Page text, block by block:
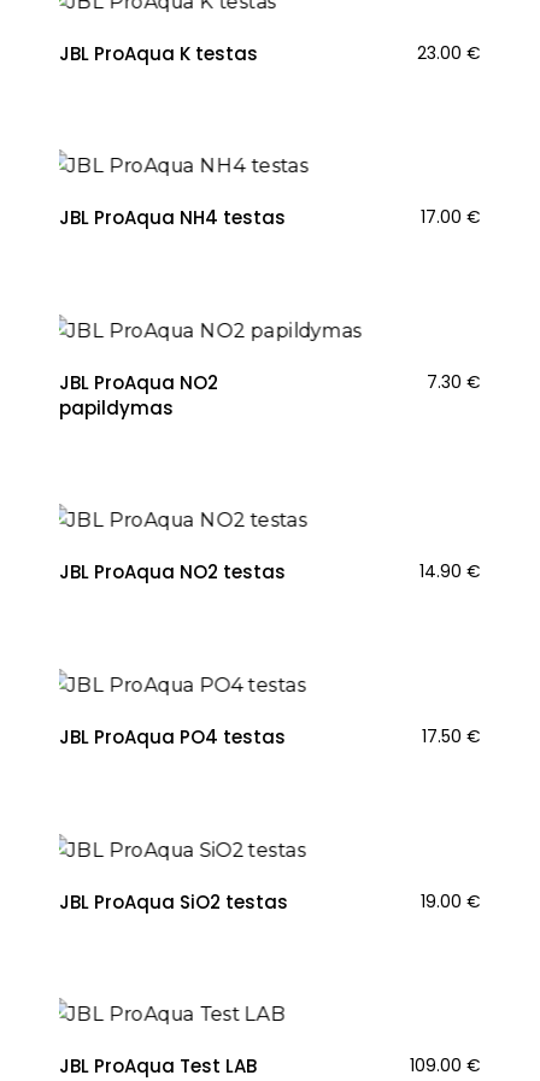
JBL ProAqua K testas 23.00 €
JBL ProAqua NH4 testas 17.00 €
JBL ProAqua NO2
papildymas
7.30 €
JBL ProAqua NO2 testas 14.90 €
JBL ProAqua PO4 testas 17.50 €
JBL ProAqua SiO2 testas 19.00 €
JBL ProAqua Test LAB 109.00 €